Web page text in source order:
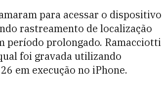
para acessar o dispositivo
rastreamento de localização
período prolongado. Ramacciotti
foi gravada utilizando
em execução no iPhone.